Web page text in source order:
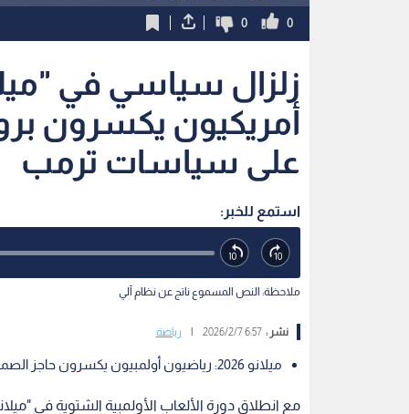
0
0
أمريكيون يكسرون
على سياسات ترمب
استمع للخبر:
ملاحظة: النص المسموع ناتج عن نظام آلي
نشر :6:57 2026/2/7 رياضة
ميلانو 2026: رياضيون أولمبيون يكسرون حاجز الصمت لانتقاد سياسات ترمب في ملف الهجرة.
مع انطلاق دورة الألعاب الأولمبية الشتوية في